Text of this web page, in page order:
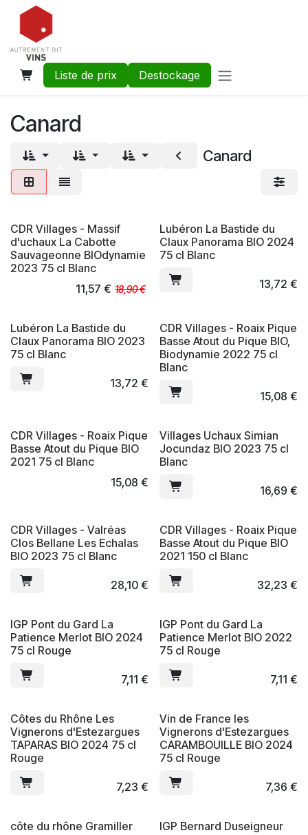
Se rendre au contenu
Liste de prix Destockage
Canard
Canard
CDR Villages - Massif
d'uchaux La Cabotte
Sauvageonne BIOdynamie
2023 75 cl Blanc
11,57 € 18,90€
Lubéron La Bastide du
Claux Panorama BIO 2024
75 cl Blanc
13,72 €
Lubéron La Bastide du
Claux Panorama BIO 2023
75 cl Blanc
13,72 €
CDR Villages - Roaix Pique
Basse Atout du Pique BIO,
Biodynamie 2022 75 cl
Blanc
15,08 €
CDR Villages - Roaix Pique
Basse Atout du Pique BIO
2021 75 cl Blanc
15,08 €
Villages Uchaux Simian
Jocundaz BIO 2023 75 cl
Blanc
16,69 €
CDR Villages - Valréas
Clos Bellane Les Echalas
BIO 2023 75 cl Blanc
28,10€
CDR Villages - Roaix Pique
Basse Atout du Pique BIO
2021 150 cl Blanc
32,23 €
IGP Pont du Gard La
Patience Merlot BIO 2024
75 cl Rouge
7,11 €
IGP Pont du Gard La
Patience Merlot BIO 2022
75 cl Rouge
7,11 €
Côtes du Rhône Les
Vignerons d'Estezargues
TAPARAS BIO 2024 75 cl
Rouge
7,23 €
Vin de France les
Vignerons d'Estezargues
CARAMBOUILLE BIO 2024
75 cl Rouge
7,36 €
côte du rhône Gramiller
IGP Bernard Duseigneur